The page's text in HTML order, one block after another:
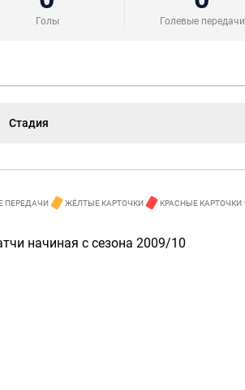
Голы Голевые передачи
Стадия
ПЕРЕДАЧИ ЖЁЛТЫЕ КАРТОЧКИ КРАСНЫЕ КАРТОЧКИ
начиная с сезона 2009/10